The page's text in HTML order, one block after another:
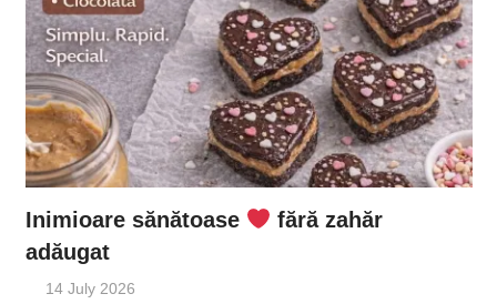
Inimioare sănătoase
fără zahăr
adăugat
14 July 2026